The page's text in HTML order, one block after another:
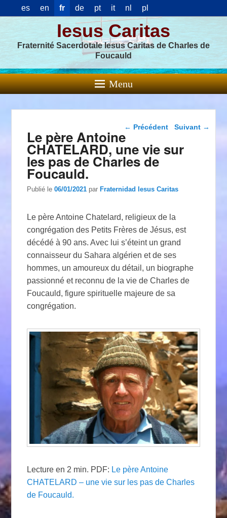
es en fr de pt it nl pl
Iesus Caritas
Fraternité Sacerdotale Iesus Caritas de Charles de
Foucauld
Menu
Navigation dans les
← Précédent Suivant →
Le père Antoine
CHATELARD, une vie sur
les pas de Charles de
Foucauld.
Publié le06/01/2021 parFraternidad Iesus Caritas
Le père Antoine Chatelard, religieux de la
congrégation des Petits Frères de Jésus, est
décédé à 90 ans. Avec lui s’éteint un grand
connaisseur du Sahara algérien et de ses
hommes, un amoureux du détail, un biographe
passionné et reconnu de la vie de Charles de
Foucauld, figure spirituelle majeure de sa
congrégation.
Lecture en 2 min. PDF: Le père Antoine
CHATELARD – une vie sur les pas de Charles
de Foucauld.